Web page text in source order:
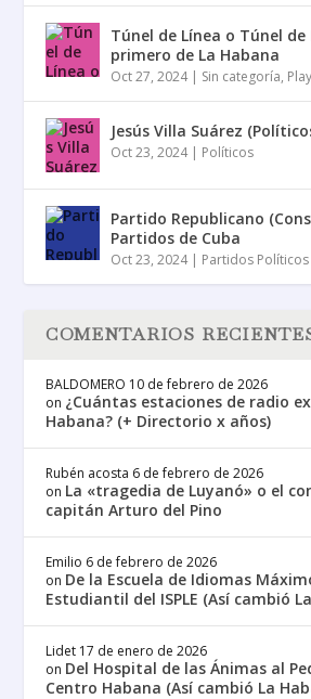
Túnel de Línea o Túnel
primero de La Habana
Oct 27, 2024| Sin categoría,
Jesús Villa Suárez
Oct 23, 2024| Políticos
Partido Republicano
Partidos de Cuba
Oct 23, 2024| Partidos Políticos
COMENTARIOS
BALDOMERO 10 de febrero de 2026
on ¿Cuántas estaciones de radio
Habana? (+ Directorio x años)
Rubén acosta 6 de febrero de 2026
on La «tragedia de Luyanó» o el
capitán Arturo del Pino
Emilio 6 de febrero de 2026
on De la Escuela de Idiomas
Estudiantil del ISPLE (Así cambió
Lidet 17 de enero de 2026
on Del Hospital de las Ánimas al
Centro Habana (Así cambió La